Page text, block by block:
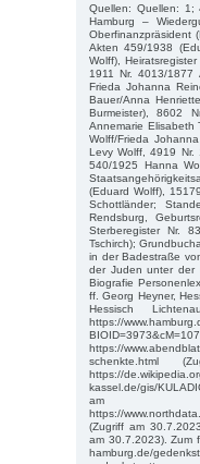
Quellen: Quellen: 1;
Hamburg –
Oberfinanzpräsident
Akten 459/1938
Wolff),
1911 Nr. 4013/1877
Frieda Johanna
Bauer/Anna
Burmeister), 8602
Annemarie Elisabeth
Wolff/Frieda
Levy Wolff, 4919 Nr.
540/1925 Hanna
(Eduard Wolff),
Schottländer;
Rendsburg,
Sterberegister Nr.
Tschirch);
in der Badestraße
der Juden unter der
Biografie
ff. Georg Heyner,
Hessisch
https://
https://
schenkte.html
https://
kassel.de/gis/
https://
(Zugriff am
am 30.7.2023). Zum
hamburg.de/